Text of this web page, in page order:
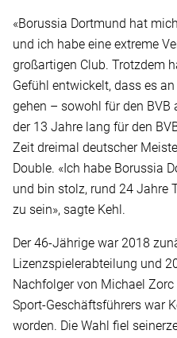
«Borussia Dortmund hat
und ich habe eine extreme
großartigen Club. Trotzdem
Gefühl entwickelt, dass es
gehen – sowohl für den BVB
der 13 Jahre lang für den
Zeit dreimal deutscher
Double. «Ich habe Borussia
und bin stolz, rund 24 Jahre
zu sein», sagte Kehl.
Der 46-Jährige war 2018
Lizenzspielerabteilung und
Nachfolger von Michael
Sport-Geschäftsführers war
worden. Die Wahl fiel